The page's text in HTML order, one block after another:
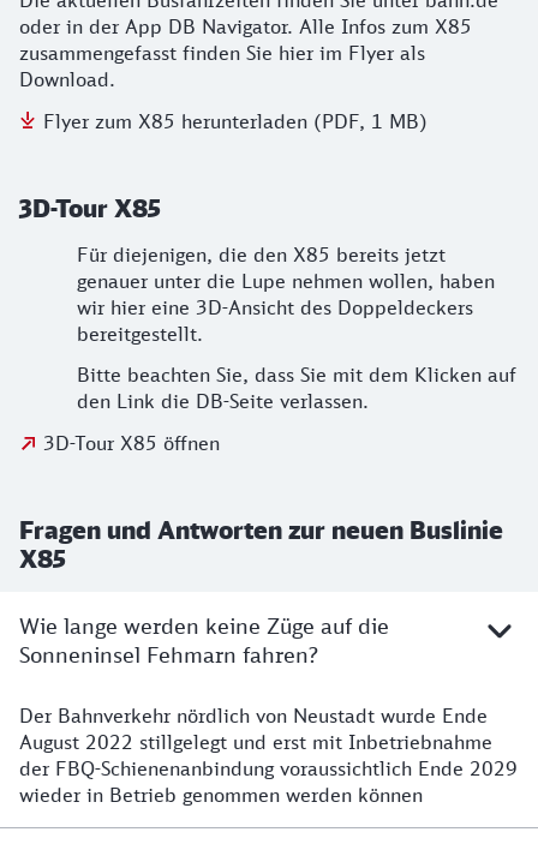
oder in der App DB Navigator. Alle Infos zum X85
zusammengefasst finden Sie hier im Flyer als
Download.
Flyer zum X85 herunterladen (PDF, 1 MB)
3D-Tour X85
Für diejenigen, die den X85 bereits jetzt
genauer unter die Lupe nehmen wollen, haben
wir hier eine 3D-Ansicht des Doppeldeckers
bereitgestellt.
Bitte beachten Sie, dass Sie mit dem Klicken auf
den Link die DB-Seite verlassen.
3D-Tour X85 öffnen
Fragen und Antworten zur neuen Buslinie
X85
Wie lange werden keine Züge auf die
Sonneninsel Fehmarn fahren?
Der Bahnverkehr nördlich von Neustadt wurde Ende
August 2022 stillgelegt und erst mit Inbetriebnahme
der FBQ-Schienenanbindung voraussichtlich Ende 2029
wieder in Betrieb genommen werden können